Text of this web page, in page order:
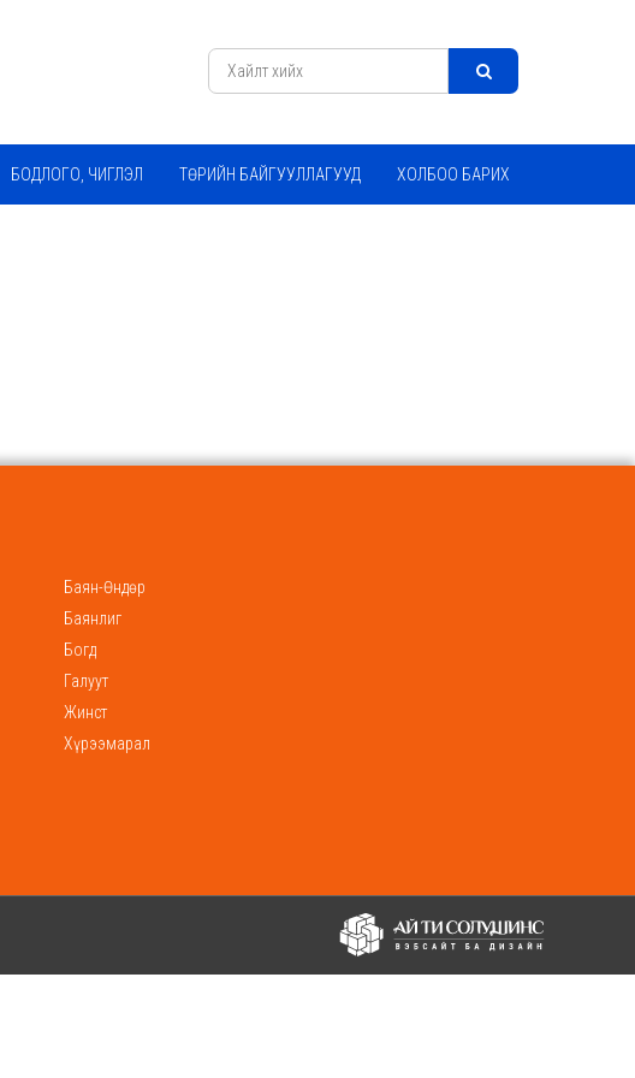
БОДЛОГО, ЧИГЛЭЛ ТӨРИЙН БАЙГУУЛЛАГУУД ХОЛБОО БАРИХ
Баян-Өндөр
Баянлиг
Богд
Галуут
Жинст
Хүрээмарал